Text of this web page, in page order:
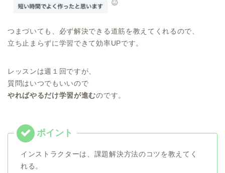
つまづいても、必ず解決できる道筋を教えてくれるので、
立ち止まらずに学習できて効率UPです。
レッスンは週１回ですが、
質問はいつでもいいので
やればやるだけ学習が進むのです。
インストラクターは、課題解決方法のコツを教えてく
れる。